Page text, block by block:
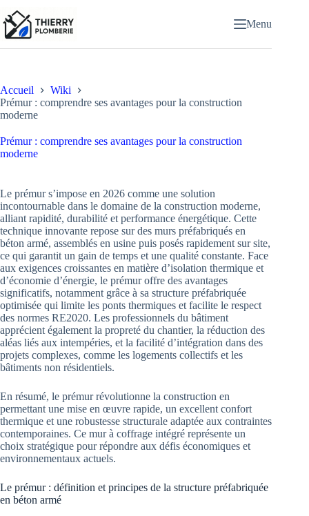
au
contenu
Menu
Accueil
Wiki
Prémur : comprendre ses avantages pour la construction
moderne
Prémur : comprendre ses avantages pour la construction
moderne
Le prémur s’impose en 2026 comme une solution
incontournable dans le domaine de la construction moderne,
alliant rapidité, durabilité et performance énergétique. Cette
technique innovante repose sur des murs préfabriqués en
béton armé, assemblés en usine puis posés rapidement sur site,
ce qui garantit un gain de temps et une qualité constante. Face
aux exigences croissantes en matière d’isolation thermique et
d’économie d’énergie, le prémur offre des avantages
significatifs, notamment grâce à sa structure préfabriquée
optimisée qui limite les ponts thermiques et facilite le respect
des normes RE2020. Les professionnels du bâtiment
apprécient également la propreté du chantier, la réduction des
aléas liés aux intempéries, et la facilité d’intégration dans des
projets complexes, comme les logements collectifs et les
bâtiments non résidentiels.
En résumé, le prémur révolutionne la construction en
permettant une mise en œuvre rapide, un excellent confort
thermique et une robustesse structurale adaptée aux contraintes
contemporaines. Ce mur à coffrage intégré représente un
choix stratégique pour répondre aux défis économiques et
environnementaux actuels.
Le prémur : définition et principes de la structure préfabriquée
en béton armé